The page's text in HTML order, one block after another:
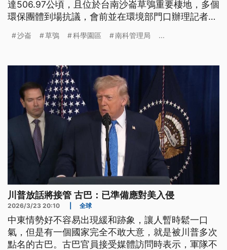
達506.97公頃，且位於台南沙崙草鴞重要棲地，多個
環保團體到場抗議，會前並在環境部門口辦理記者
獸」，質疑開發案將衝擊草鴞棲地、農地與南部水電
沙崙 草鴞 科學園區 南科管理局 ...
川普放話將接管 古巴：已準備應對美入侵
2026/3/23 20:10 全球
中東情勢好不容易出現緩和跡象，讓人暫時鬆一口
氣，但是有一個國家完全不敢大意，就是被川普多次
點名的古巴。古巴官員接受媒體訪問時表示，軍隊不